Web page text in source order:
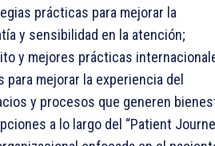
prácticas para mejorar la
y sensibilidad en la atención;
y mejores prácticas
para mejorar la experiencia del
y procesos que generen
a lo largo del “Patient